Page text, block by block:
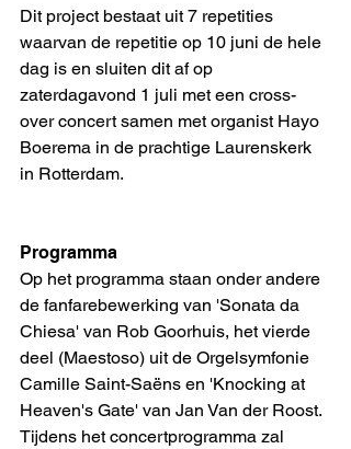
Dit project bestaat uit 7 repetities
waarvan de repetitie op 10 juni de hele
dag is en sluiten dit af op
zaterdagavond 1 juli met een cross-
over concert samen met organist Hayo
Boerema in de prachtige Laurenskerk
in Rotterdam.
Programma
Op het programma staan onder andere
de fanfarebewerking van 'Sonata da
Chiesa' van Rob Goorhuis, het vierde
deel (Maestoso) uit de Orgelsymfonie
Camille Saint-Saëns en 'Knocking at
Heaven's Gate' van Jan Van der Roost.
Tijdens het concertprogramma zal